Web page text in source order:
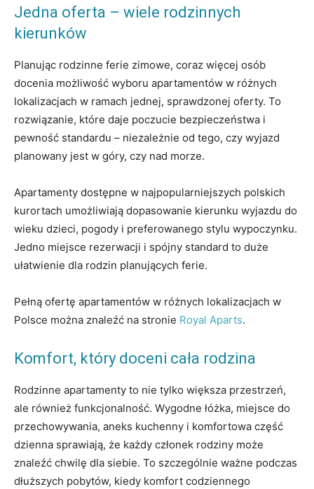
Jedna oferta – wiele rodzinnych
kierunków
Planując rodzinne ferie zimowe, coraz więcej osób
docenia możliwość wyboru apartamentów w różnych
lokalizacjach w ramach jednej, sprawdzonej oferty. To
rozwiązanie, które daje poczucie bezpieczeństwa i
pewność standardu – niezależnie od tego, czy wyjazd
planowany jest w góry, czy nad morze.
Apartamenty dostępne w najpopularniejszych polskich
kurortach umożliwiają dopasowanie kierunku wyjazdu do
wieku dzieci, pogody i preferowanego stylu wypoczynku.
Jedno miejsce rezerwacji i spójny standard to duże
ułatwienie dla rodzin planujących ferie.
Pełną ofertę apartamentów w różnych lokalizacjach w
Polsce można znaleźć na stronie Royal Aparts.
Komfort, który doceni cała rodzina
Rodzinne apartamenty to nie tylko większa przestrzeń,
ale również funkcjonalność. Wygodne łóżka, miejsce do
przechowywania, aneks kuchenny i komfortowa część
dzienna sprawiają, że każdy członek rodziny może
znaleźć chwilę dla siebie. To szczególnie ważne podczas
dłuższych pobytów, kiedy komfort codziennego